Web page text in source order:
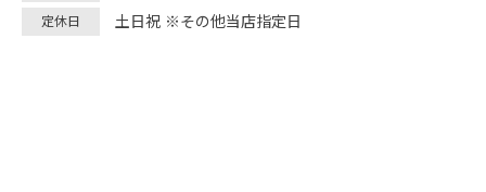
定休日 土日祝 ※その他当店指定日